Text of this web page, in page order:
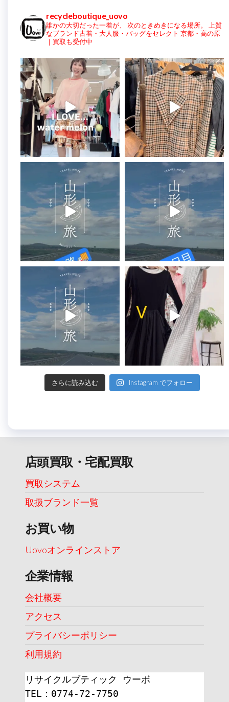
recycleboutique_uovo
誰かの大切だった一着が、 次のときめきになる場所。
上質
なブランド古着・大人服・バッグをセレクト 京都・高の原
｜買取も受付中
さらに読み込む Instagram でフォロー
店頭買取・宅配買取
買取システム
取扱ブランド一覧
お買い物
Uovoオンラインストア
企業情報
会社概要
アクセス
プライバシーポリシー
利用規約
リサイクルブティック ウーボ
TEL：0774-72-7750